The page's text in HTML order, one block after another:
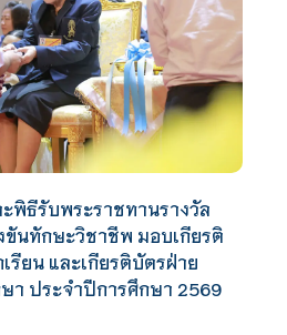
พิธีรับพระราชทานรางวัล
ขันทักษะวิชาชีพ มอบเกียรติ
รียน และเกียรติบัตรฝ่าย
า ประจำปีการศึกษา 2569